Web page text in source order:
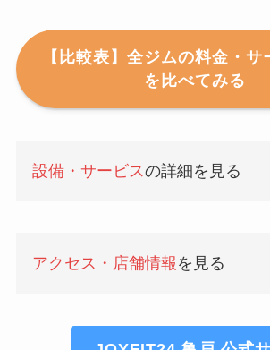
【比較表】全ジムの料金・サ
を比べてみる
設備・サービスの詳細を見る
アクセス・店舗情報 を見る